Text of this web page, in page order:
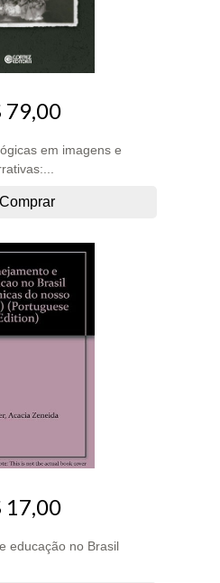
79,00
em imagens e
17,00
educação no Brasil